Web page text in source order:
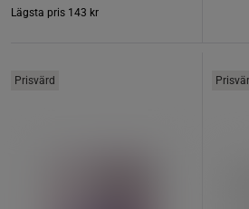
Lägsta pris 143 kr
Prisvärd